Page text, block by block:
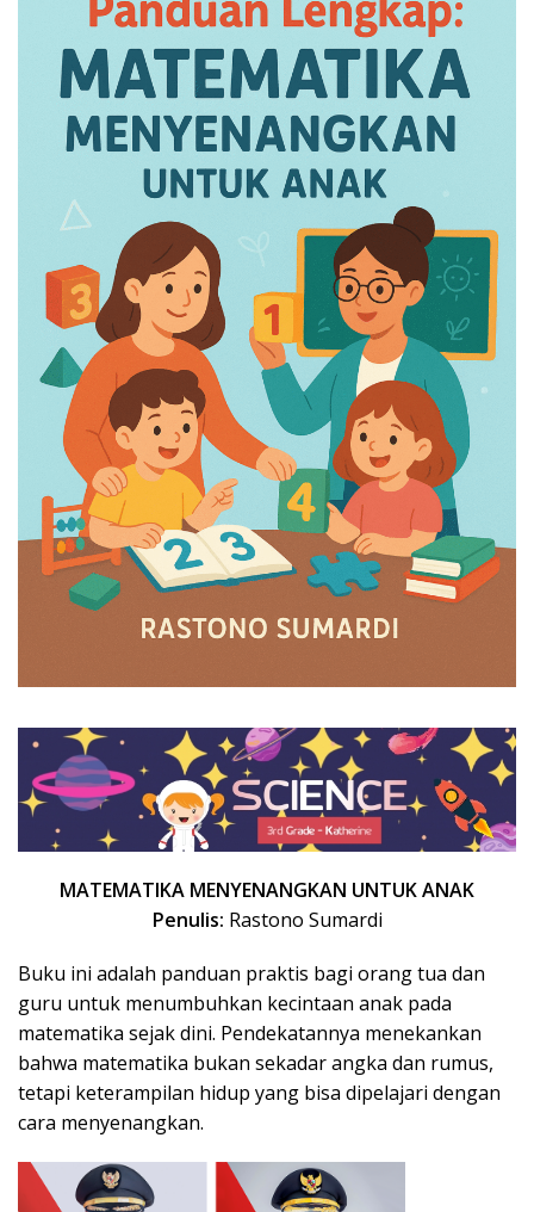
MATEMATIKA MENYENANGKAN UNTUK ANAK
Penulis: Rastono Sumardi
Buku ini adalah panduan praktis bagi orang tua dan
guru untuk menumbuhkan kecintaan anak pada
matematika sejak dini. Pendekatannya menekankan
bahwa matematika bukan sekadar angka dan rumus,
tetapi keterampilan hidup yang bisa dipelajari dengan
cara menyenangkan.